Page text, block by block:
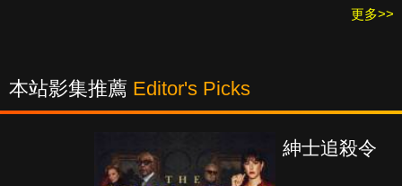
更多>>
本站影集推薦 Editor's Picks
紳士追殺令